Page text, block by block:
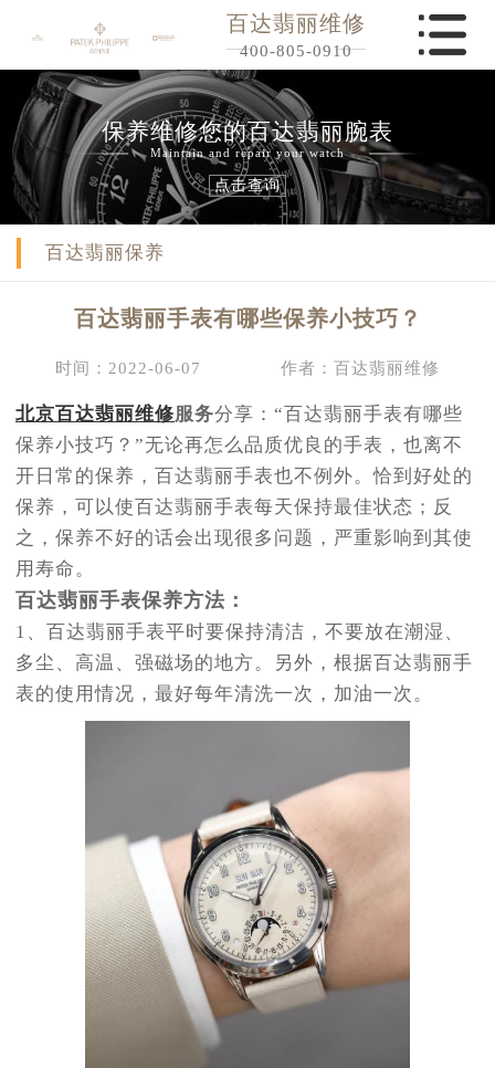
百达翡丽维修
400-805-0910
保养维修您的百达翡丽腕表
Maintain and repair your watch
点击查询
百达翡丽保养
百达翡丽手表有哪些保养小技巧？
时间：2022-06-07 作者：百达翡丽维修
北京百达翡丽维修服务分享：“百达翡丽手表有哪些
保养小技巧？”无论再怎么品质优良的手表，也离不
开日常的保养，百达翡丽手表也不例外。恰到好处的
保养，可以使百达翡丽手表每天保持最佳状态；反
之，保养不好的话会出现很多问题，严重影响到其使
用寿命。
百达翡丽手表保养方法：
1、百达翡丽手表平时要保持清洁，不要放在潮湿、
多尘、高温、强磁场的地方。另外，根据百达翡丽手
表的使用情况，最好每年清洗一次，加油一次。